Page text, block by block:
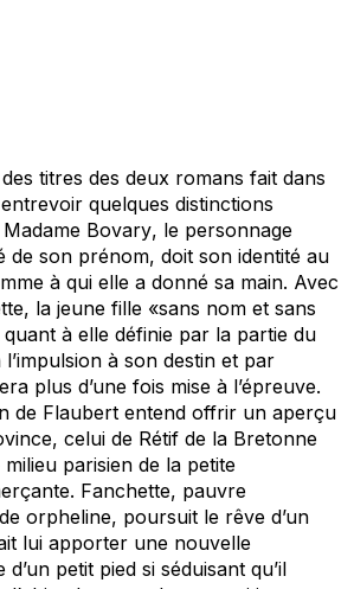
titres des deux romans fait dans
quelques distinctions
Madame Bovary, le personnage
de son prénom, doit son identité au
à qui elle a donné sa main. Avec
, la jeune fille «sans nom et sans
à elle définie par la partie du
à son destin et par
plus d’une fois mise à l’épreuve.
de Flaubert entend offrir un aperçu
celui de Rétif de la Bretonne
parisien de la petite
Fanchette, pauvre
orpheline, poursuit le rêve d’un
lui apporter une nouvelle
petit pied si séduisant qu’il